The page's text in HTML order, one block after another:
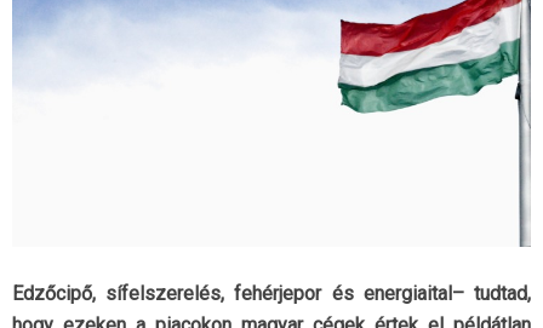
Edzőcipő, sífelszerelés, fehérjepor és energiaital– tudtad,